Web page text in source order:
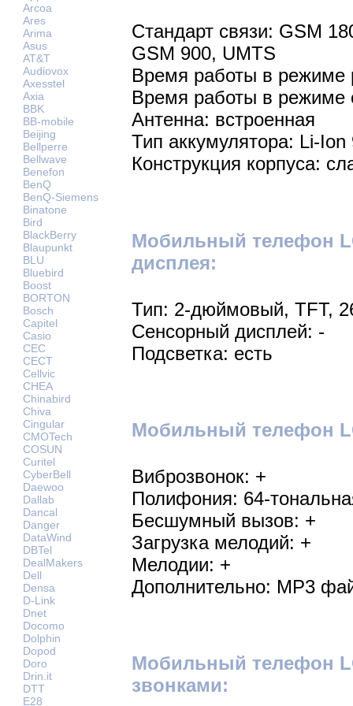
Arcoa
Ares
Arima
Asus
AT&T
Audiovox
Axesstel
Axia
BBK
BB-mobile
Beijing
Bellperre
Bellwave
Benefon
BenQ
BenQ-Siemens
Binatone
Bird
BlackBerry
Blaupunkt
BLU
Bluebird
Boost
BORTON
Bosch
Capitel
Casio
CEC
CECT
Cellvic
CHEA
Chinabird
Chiva
Cingular
CMOTech
COSUN
Curitel
CyberBell
Daewoo
Dallab
Dancal
Danger
DataWind
DBTel
DealMakers
Dell
Densa
D-Link
Dnet
Docomo
Dolphin
Dopod
Doro
Drin.it
DTT
E28
Стандарт связи: GSM
GSM 900, UMTS
Время работы в режиме
Время работы в режиме
Антенна: встроенная
Тип аккумулятора: Li-
Конструкция корпуса:
Мобильный телефон
дисплея:
Тип: 2-дюймовый, TFT,
Сенсорный дисплей: -
Подсветка: есть
Мобильный телефон
Виброзвонок: +
Полифония: 64-
Бесшумный вызов: +
Загрузка мелодий: +
Мелодии: +
Дополнительно: MP3
Мобильный телефон
звонками: